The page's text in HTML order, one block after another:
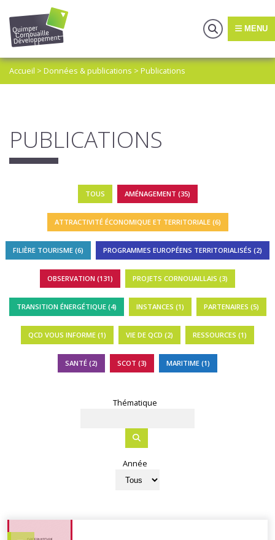
MENU
Accueil > Données & publications > Publications
PUBLICATIONS
TOUS AMÉNAGEMENT (35)
ATTRACTIVITÉ ÉCONOMIQUE ET TERRITORIALE (6)
FILIÈRE TOURISME (6) PROGRAMMES EUROPÉENS TERRITORIALISÉS (2)
OBSERVATION (131) PROJETS CORNOUAILLAIS (3)
TRANSITION ÉNERGÉTIQUE (4) INSTANCES (1) PARTENAIRES (5)
QCD VOUS INFORME (1) VIE DE QCD (2) RESSOURCES (1)
SANTÉ (2) SCOT (3) MARITIME (1)
Thématique
Année